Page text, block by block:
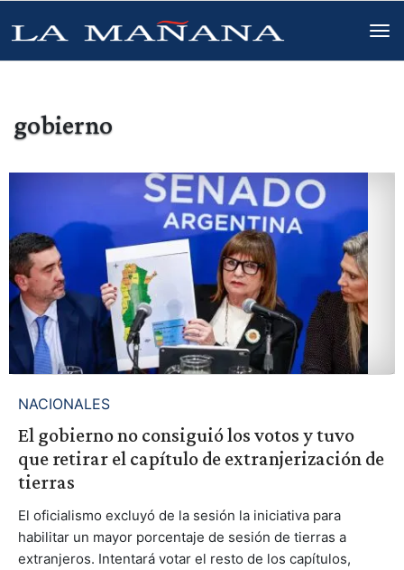
gobierno
NACIONALES
El gobierno no consiguió los votos y tuvo
que retirar el capítulo de extranjerización de
tierras
El oficialismo excluyó de la sesión la iniciativa para
habilitar un mayor porcentaje de sesión de tierras a
extranjeros. Intentará votar el resto de los capítulos,